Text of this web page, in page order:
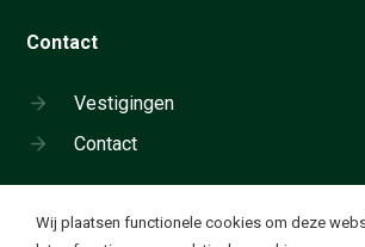
Contact
Vestigingen
Contact
Neem telefonisch contact op:
Wij plaatsen functionele cookies om deze
Cookie instellingen